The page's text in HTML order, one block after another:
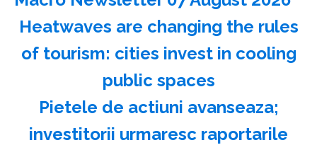
Heatwaves are changing the rules
of tourism: cities invest in cooling
public spaces
Pietele de actiuni avanseaza;
investitorii urmaresc raportarile